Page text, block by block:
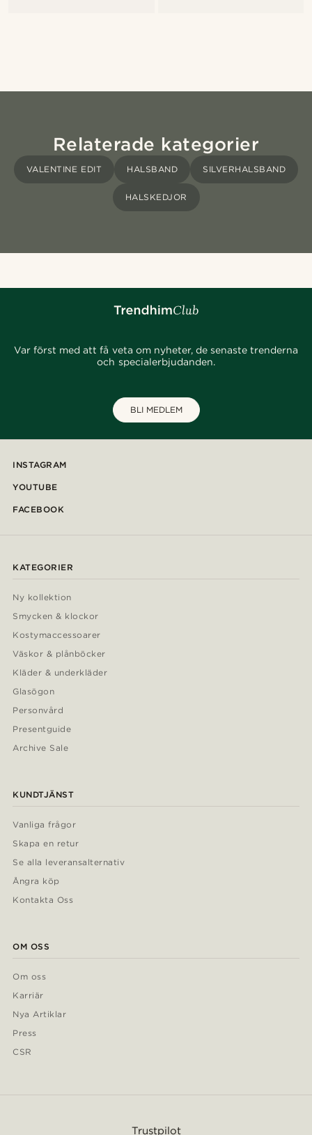
Relaterade kategorier
VALENTINE EDIT HALSBAND SILVERHALSBAND
HALSKEDJOR
Var först med att få veta om nyheter, de senaste trenderna
och specialerbjudanden.
BLI MEDLEM
INSTAGRAM
YOUTUBE
FACEBOOK
KATEGORIER
Ny kollektion
Smycken & klockor
Kostymaccessoarer
Väskor & plånböcker
Kläder & underkläder
Glasögon
Personvård
Presentguide
Archive Sale
KUNDTJÄNST
Vanliga frågor
Skapa en retur
Se alla leveransalternativ
Ångra köp
Kontakta Oss
OM OSS
Om oss
Karriär
Nya Artiklar
Press
CSR
Trustpilot